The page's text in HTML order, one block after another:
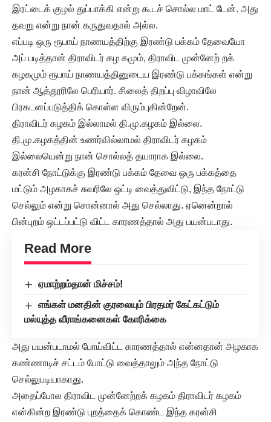
இரட்டைக் குழல் துப்பாக்கி என்று கூடச் சொல்ல மாட் டேன். அது
தவறு என்று நான் கருதுவதால் அல்ல.
எப்படி ஒரு ரூபாய் நாணயத்திற்கு இரண்டு பக்கம் தேவையோ
அப் படித்தான் திராவிடர் கழ கமும், திராவிட முன்னேற் றக்
கழகமும் ரூபாய் நாணயத்தினுடைய இரண்டு பக்கங்கள் என்று
நான் ஆத்தூரிலே பெரியார். சிலைத் திறப்பு விழாவிலே
பிரகடனப்படுத்திக் கொள்ள விரும்புகின்றேன்.
திராவிடர் கழகம் இல்லாமல் தி.மு.கழகம் இல்லை.
தி.மு.கழகத்தின் உணர்வில்லாமல் திராவிடர் கழகம்
இல்லையென்று நான் சொல்லத் தயாராக இல்லை.
கரன்சி நோட்டுக்கு இரண்டு பக்கம் தேவை ஒரு பக்கத்தை
மட்டும் அழகாகச் சுவரிலே ஒட்டி வைத்துவிட்டு, இந்த நோட்டு
செல்லும் என்று சொன்னால் அது செல்லாது. ஏனென்றால்
பின்புறம் ஒட்டப்பட்டு விட்ட காரணத்தால் அது பயன்படாது.
Read More
ஏமாற்றம்தான் மிச்சம்!
எங்கள் மனதின் குரலையும் பிரதமர் கேட்கட்டும்
மல்யுத்த வீராங்கனைகள் கோரிக்கை
அது பயன்படாமல் போய்விட்ட காரணத்தால் என்னதான் அழகாக
கண்ணாடிச் சட்டம் போட்டு வைத்தாலும் அந்த நோட்டு
செல்லுபடியாகாது.
அதைப்போல திராவிட முன்னேற்றக் கழகம் திராவிடர் கழகம்
என்கின்ற இரண்டு புறத்தைக் கொண்ட இந்த கரன்சி